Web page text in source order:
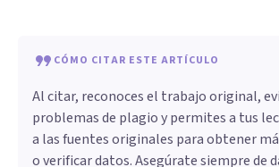
CÓMO CITAR ESTE ARTÍCULO
Al citar, reconoces el trabajo original,
problemas de plagio y permites a tus
a las fuentes originales para obtener
o verificar datos. Asegúrate siempre de